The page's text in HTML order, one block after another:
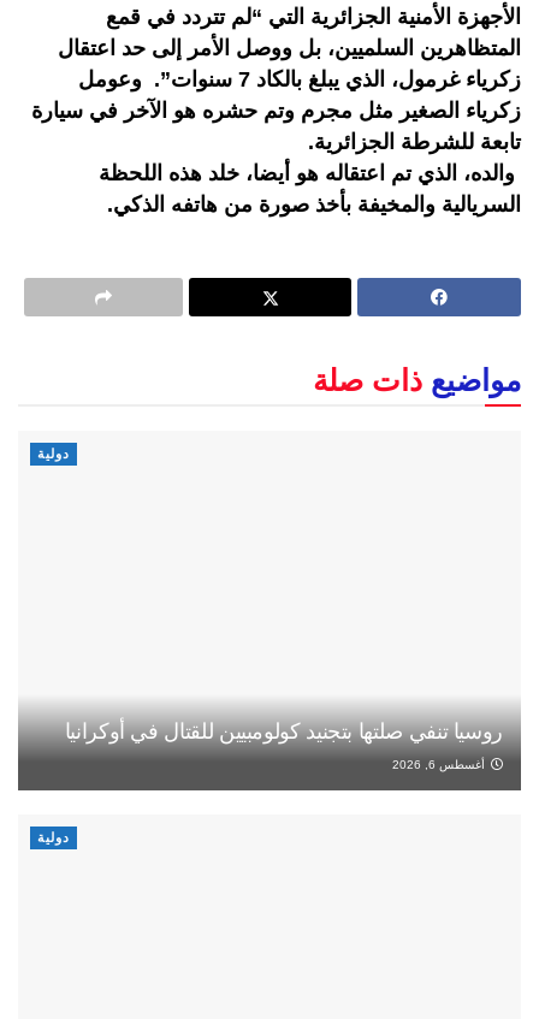
الأجهزة الأمنية الجزائرية التي “لم تتردد في قمع
المتظاهرين السلميين، بل ووصل الأمر إلى حد اعتقال
زكرياء غرمول، الذي يبلغ بالكاد 7 سنوات”. وعومل
زكرياء الصغير مثل مجرم وتم حشره هو الآخر في سيارة
تابعة للشرطة الجزائرية.
والده، الذي تم اعتقاله هو أيضا، خلد هذه اللحظة
السريالية والمخيفة بأخذ صورة من هاتفه الذكي.
مواضيع ذات صلة
دولية
روسيا تنفي صلتها بتجنيد كولومبيين للقتال في أوكرانيا
أغسطس 6, 2026
دولية